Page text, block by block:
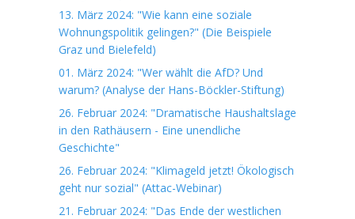
13. März 2024: "Wie kann eine soziale
Wohnungspolitik gelingen?" (Die Beispiele
Graz und Bielefeld)
01. März 2024: "Wer wählt die AfD? Und
warum? (Analyse der Hans-Böckler-Stiftung)
26. Februar 2024: "Dramatische Haushaltslage
in den Rathäusern - Eine unendliche
Geschichte"
26. Februar 2024: "Klimageld jetzt! Ökologisch
geht nur sozial" (Attac-Webinar)
21. Februar 2024: "Das Ende der westlichen